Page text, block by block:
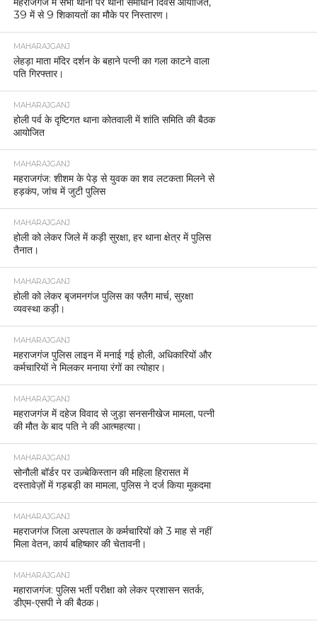
39 में से 9 शिकायतों का मौके पर निस्तारण।
MAHARAJGANJ
लेहड़ा माता मंदिर दर्शन के बहाने पत्नी का गला काटने वाला
पति गिरफ्तार।
MAHARAJGANJ
होली पर्व के दृष्टिगत थाना कोतवाली में शांति समिति की बैठक
आयोजित
MAHARAJGANJ
महराजगंज: शीशम के पेड़ से युवक का शव लटकता मिलने से
हड़कंप, जांच में जुटी पुलिस
MAHARAJGANJ
होली को लेकर जिले में कड़ी सुरक्षा, हर थाना क्षेत्र में पुलिस
तैनात।
MAHARAJGANJ
होली को लेकर बृजमनगंज पुलिस का फ्लैग मार्च, सुरक्षा
व्यवस्था कड़ी।
MAHARAJGANJ
महराजगंज पुलिस लाइन में मनाई गई होली, अधिकारियों और
कर्मचारियों ने मिलकर मनाया रंगों का त्योहार।
MAHARAJGANJ
महराजगंज में दहेज विवाद से जुड़ा सनसनीखेज मामला, पत्नी
की मौत के बाद पति ने की आत्महत्या।
MAHARAJGANJ
सोनौली बॉर्डर पर उज़्बेकिस्तान की महिला हिरासत में
दस्तावेज़ों में गड़बड़ी का मामला, पुलिस ने दर्ज किया मुकदमा
MAHARAJGANJ
महराजगंज जिला अस्पताल के कर्मचारियों को 3 माह से नहीं
मिला वेतन, कार्य बहिष्कार की चेतावनी।
MAHARAJGANJ
महाराजगंज: पुलिस भर्ती परीक्षा को लेकर प्रशासन सतर्क,
डीएम-एसपी ने की बैठक।